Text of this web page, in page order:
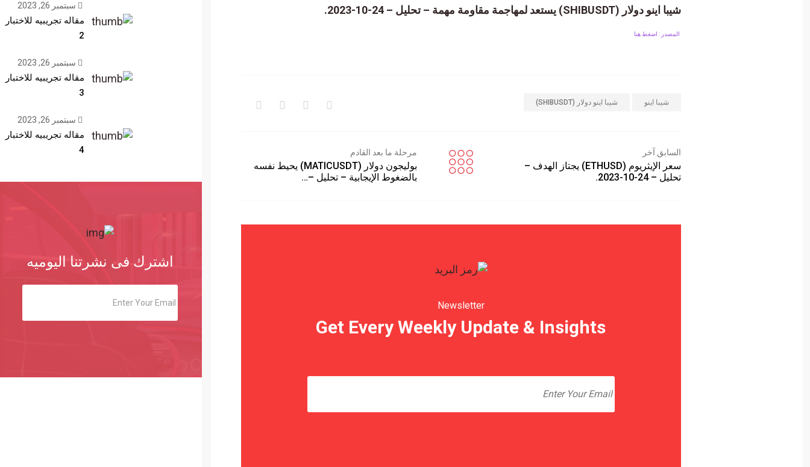
شيبا اينو دولار (SHIBUSDT) يستعد لمهاجمة مقاومة مهمة – تحليل – 24-10-2023.
المصدر : اضغط هنا
شيبا اينو شيبا اينو دولار (SHIBUSDT)
السابق آخر
سعر الإيثريوم (ETHUSD) يجتاز الهدف –
تحليل – 24-10-2023.
مرحلة ما بعد القادم
بوليجون دولار (MATICUSDT) يحيط نفسه
بالضغوط الإيجابية – تحليل –…
Newsletter
Get Every Weekly Update & Insights
سبتمبر 26, 2023
مقاله تجريبيه للاختبار
2
سبتمبر 26, 2023
مقاله تجريبيه للاختبار
3
سبتمبر 26, 2023
مقاله تجريبيه للاختبار
4
اشترك فى نشرتنا اليوميه